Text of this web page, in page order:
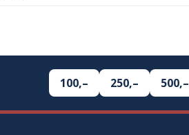
100,– 250,– 500,–